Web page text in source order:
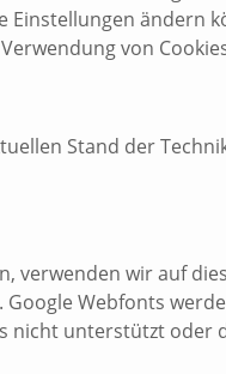
ändern
von
Stand der
verwenden wir auf
Google Webfonts
nicht unterstützt